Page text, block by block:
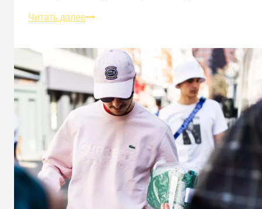
Читать далееХватит
Хлопок,
гребенный
хлопок,
мерсеризованный
хлопок
объяснение